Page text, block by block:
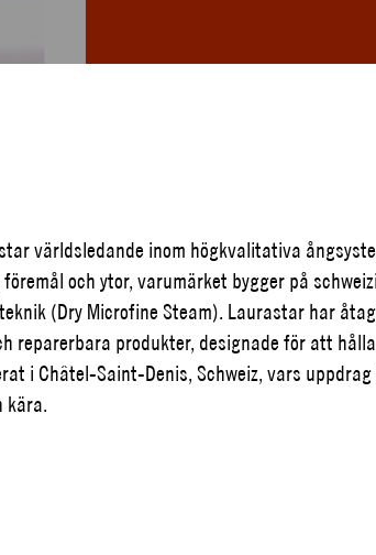
världsledande inom högkvalitativa
och ytor, varumärket bygger på
(Dry Microfine Steam). Laurastar har
reparerbara produkter, designade för att
i Châtel-Saint-Denis, Schweiz, vars
kära.